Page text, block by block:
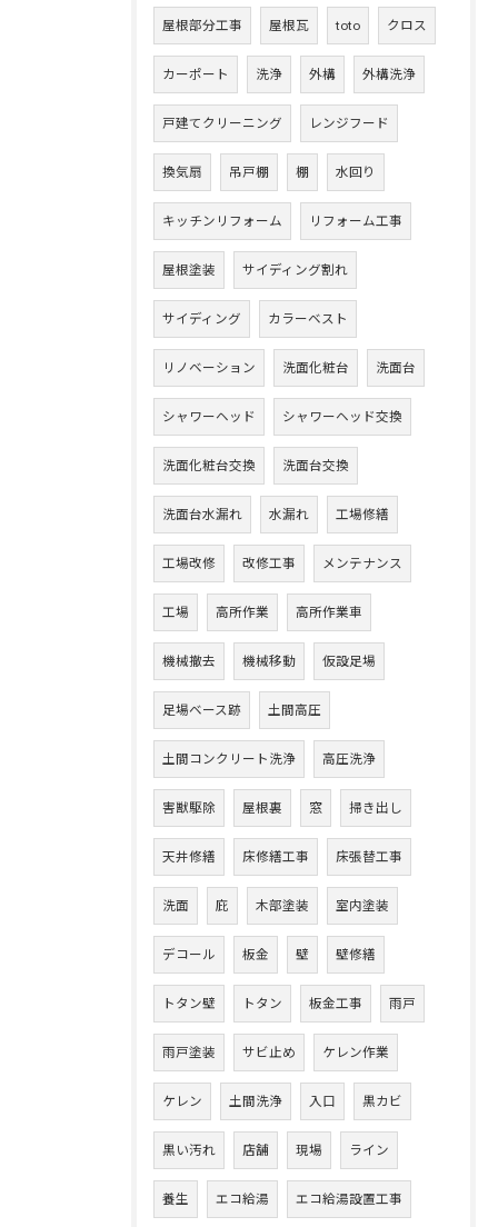
屋根部分工事 屋根瓦 toto クロス
カーポート 洗浄 外構 外構洗浄
戸建てクリーニング レンジフード
換気扇 吊戸棚 棚 水回り
キッチンリフォーム リフォーム工事
屋根塗装 サイディング割れ
サイディング カラーベスト
リノベーション 洗面化粧台 洗面台
シャワーヘッド シャワーヘッド交換
洗面化粧台交換 洗面台交換
洗面台水漏れ 水漏れ 工場修繕
工場改修 改修工事 メンテナンス
工場 高所作業 高所作業車
機械撤去 機械移動 仮設足場
足場ベース跡 土間高圧
土間コンクリート洗浄 高圧洗浄
害獣駆除 屋根裏 窓 掃き出し
天井修繕 床修繕工事 床張替工事
洗面 庇 木部塗装 室内塗装
デコール 板金 壁 壁修繕
トタン壁 トタン 板金工事 雨戸
雨戸塗装 サビ止め ケレン作業
ケレン 土間洗浄 入口 黒カビ
黒い汚れ 店舗 現場 ライン
養生 エコ給湯 エコ給湯設置工事